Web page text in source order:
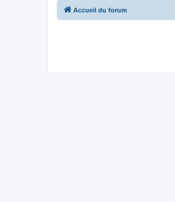
Accueil du forum